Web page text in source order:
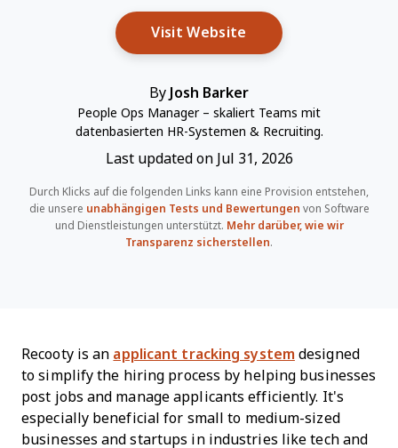
Visit Website Opens New Window
By Josh Barker
People Ops Manager – skaliert Teams mit
datenbasierten HR-Systemen & Recruiting.
Last updated on Jul 31, 2026
Durch Klicks auf die folgenden Links kann eine Provision entstehen,
die unsere unabhängigen Tests und Bewertungen von Software
und Dienstleistungen unterstützt. Mehr darüber, wie wir
Transparenz sicherstellen.
Recooty is an applicant tracking system designed
to simplify the hiring process by helping businesses
post jobs and manage applicants efficiently. It's
especially beneficial for small to medium-sized
businesses and startups in industries like tech and